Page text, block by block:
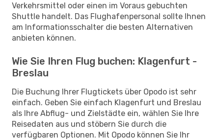
Verkehrsmittel oder einen im Voraus gebuchten
Shuttle handelt. Das Flughafenpersonal sollte Ihnen
am Informationsschalter die besten Alternativen
anbieten können.
Wie Sie Ihren Flug buchen: Klagenfurt -
Breslau
Die Buchung Ihrer Flugtickets über Opodo ist sehr
einfach. Geben Sie einfach Klagenfurt und Breslau
als Ihre Abflug- und Zielstädte ein, wählen Sie Ihre
Reisedaten aus und stöbern Sie durch die
verfügbaren Optionen. Mit Opodo können Sie Ihr